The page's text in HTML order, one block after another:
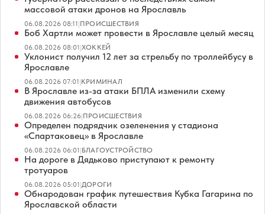
массовой атаки дронов на Ярославль
06.08.2026 08:11|ПРОИСШЕСТВИЯ
Боб Хартли может провести в Ярославле целый месяц
06.08.2026 08:01|ХОККЕЙ
Уклонист получил 12 лет за стрельбу по троллейбусу в
Ярославле
06.08.2026 07:01|КРИМИНАЛ
В Ярославле из-за атаки БПЛА изменили схему
движения автобусов
06.08.2026 06:26|ПРОИСШЕСТВИЯ
Определен подрядчик озеленения у стадиона
«Спартаковец» в Ярославле
06.08.2026 06:01|БЛАГОУСТРОЙСТВО
На дороге в Дядьково приступают к ремонту
тротуаров
06.08.2026 05:01|ДОРОГИ
Обнародован график путешествия Кубка Гагарина по
Ярославской области